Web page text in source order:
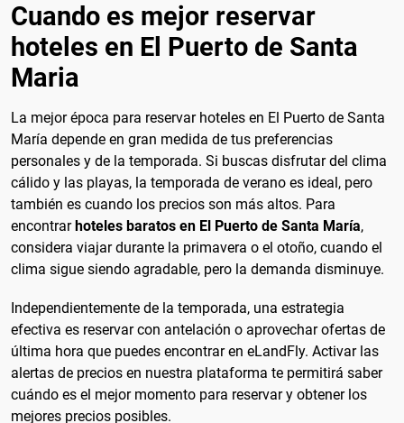
Cuando es mejor reservar
hoteles en El Puerto de Santa
Maria
La mejor época para reservar hoteles en El Puerto de Santa
María depende en gran medida de tus preferencias
personales y de la temporada. Si buscas disfrutar del clima
cálido y las playas, la temporada de verano es ideal, pero
también es cuando los precios son más altos. Para
encontrarhoteles baratos en El Puerto de Santa María,
considera viajar durante la primavera o el otoño, cuando el
clima sigue siendo agradable, pero la demanda disminuye.
Independientemente de la temporada, una estrategia
efectiva es reservar con antelación o aprovechar ofertas de
última hora que puedes encontrar en eLandFly. Activar las
alertas de precios en nuestra plataforma te permitirá saber
cuándo es el mejor momento para reservar y obtener los
mejores precios posibles.